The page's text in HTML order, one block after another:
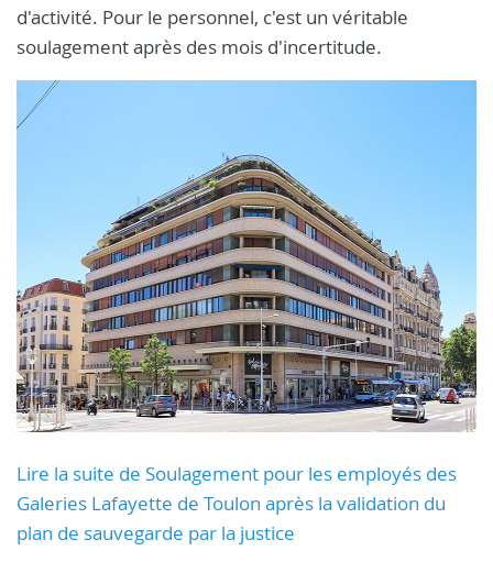
d'activité. Pour le personnel, c'est un véritable
soulagement après des mois d'incertitude.
Lire la suite de Soulagement pour les employés des
Galeries Lafayette de Toulon après la validation du
plan de sauvegarde par la justice